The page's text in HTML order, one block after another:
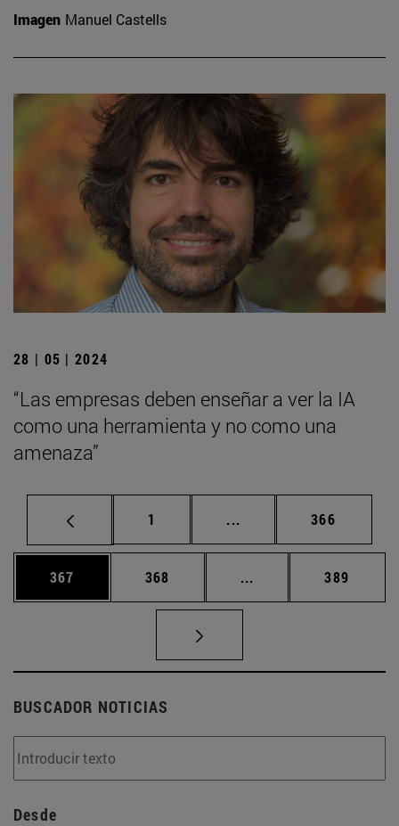
Imagen Manuel Castells
28 | 05 | 2024
“Las empresas deben enseñar a ver la IA
como una herramienta y no como una
amenaza”
Página
1 ... Páginas intermedias
Página
366
Página
367 Página
368 ... Páginas intermedias
Página
389
BUSCADOR NOTICIAS
Desde